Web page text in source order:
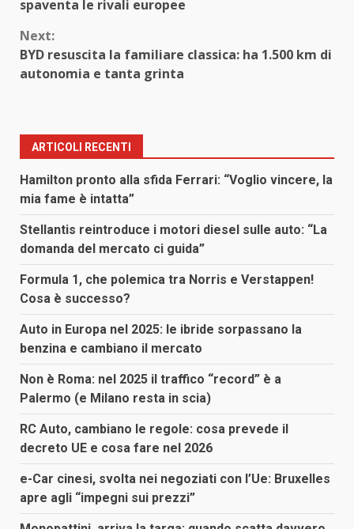
spaventa le rivali europee
Next:
BYD resuscita la familiare classica: ha 1.500 km di
autonomia e tanta grinta
ARTICOLI RECENTI
Hamilton pronto alla sfida Ferrari: “Voglio vincere, la
mia fame è intatta”
Stellantis reintroduce i motori diesel sulle auto: “La
domanda del mercato ci guida”
Formula 1, che polemica tra Norris e Verstappen!
Cosa è successo?
Auto in Europa nel 2025: le ibride sorpassano la
benzina e cambiano il mercato
Non è Roma: nel 2025 il traffico “record” è a
Palermo (e Milano resta in scia)
RC Auto, cambiano le regole: cosa prevede il
decreto UE e cosa fare nel 2026
e-Car cinesi, svolta nei negoziati con l’Ue: Bruxelles
apre agli “impegni sui prezzi”